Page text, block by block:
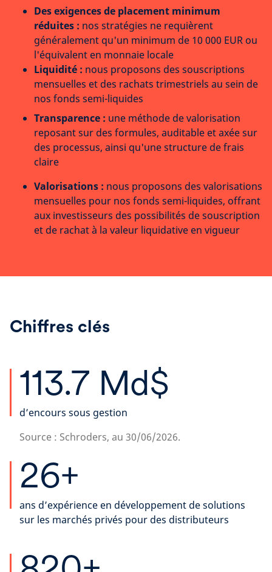
Des exigences de placement minimum
réduites : nos stratégies ne requièrent
généralement qu'un minimum de 10 000 EUR ou
l'équivalent en monnaie locale
Liquidité : nous proposons des souscriptions
mensuelles et des rachats trimestriels au sein de
nos fonds semi-liquides
Transparence : une méthode de valorisation
reposant sur des formules, auditable et axée sur
des processus, ainsi qu'une structure de frais
claire
Valorisations : nous proposons des valorisations
mensuelles pour nos fonds semi-liquides, offrant
aux investisseurs des possibilités de souscription
et de rachat à la valeur liquidative en vigueur
Chiffres clés
113.7 Md$
d’encours sous gestion
Source : Schroders, au 30/06/2026.
26+
ans d’expérience en développement de solutions
sur les marchés privés pour des distributeurs